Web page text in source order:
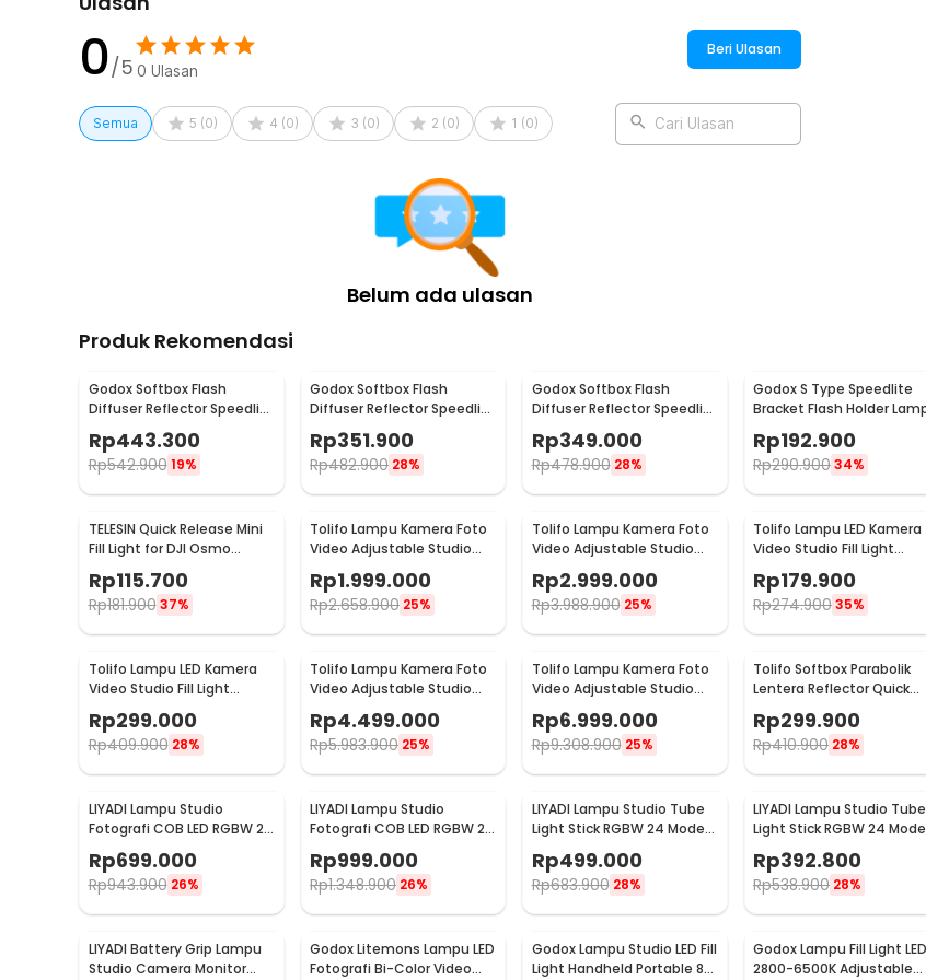
0/5 0 Ulasan
Beri Ulasan
Semua 5 (0) 4 (0) 3 (0) 2 (0) 1 (0) Cari Ulasan
Belum ada ulasan
Produk Rekomendasi
Godox Softbox Flash
Diffuser Reflector Speedlite
Bowens Mount DSLR
80x80cm - SFUV
Rp443.300
Rp542.900 19%
Godox Softbox Flash
Diffuser Reflector Speedlite
Bowens Mount DSLR
60x60cm - SFUV
Rp351.900
Rp482.900 28%
Godox Softbox Flash
Diffuser Reflector Speedlite
Bowens Mount DSLR
50x50cm - SFUV
Rp349.000
Rp478.900 28%
Godox S Type Speedlite
Bracket Flash Holder
Rp192.900
Rp290.90034%
TELESIN Quick Release Mini
Fill Light for DJI Osmo
TSBGD08-01
Rp115.700
Rp181.900 37%
Tolifo Lampu Kamera Foto
Video Adjustable Studio
PRO
Rp1.999.000
Rp2.658.900 25%
Tolifo Lampu Kamera Foto
Video Adjustable Studio
S150B PRO
Rp2.999.000
Rp3.988.900 25%
Tolifo Lampu LED Kamera
Video Studio Fill Light
Rp179.900
Rp274.90035%
Tolifo Lampu LED Kamera
Video Studio Fill Light
PRO II
Rp299.000
Rp409.900 28%
Tolifo Lampu Kamera Foto
Video Adjustable Studio
400B
Rp4.499.000
Rp5.983.900 25%
Tolifo Lampu Kamera Foto
Video Adjustable Studio
Light LED 700W - GK-Panel
700B
Rp6.999.000
Rp9.308.900 25%
Tolifo Softbox Parabolik
Lentera Reflector Quick
Rp299.900
Rp410.900 28%
LIYADI Lampu Studio
Fotografi COB LED RGBW 24
Mode TFT Display 100W -
S100 PRO
Rp699.000
Rp943.900 26%
LIYADI Lampu Studio
Fotografi COB LED RGBW 24
ND100
Rp999.000
Rp1.348.900 26%
LIYADI Lampu Studio Tube
Light Stick RGBW 24 Mode
LP600 PRO
Rp499.000
Rp683.900 28%
LIYADI Lampu Studio Tube
Light Stick RGBW 24 Mode
OLED 4000mAh 30W -
LP550
Rp392.800
Rp538.900 28%
LIYADI Battery Grip Lampu
Studio Camera Monitor
Godox Litemons Lampu LED
Fotografi Bi-Color Video
Godox Lampu Studio LED Fill
Light Handheld Portable 8
Godox Lampu Fill Light LED
2800-6500K Adjustable